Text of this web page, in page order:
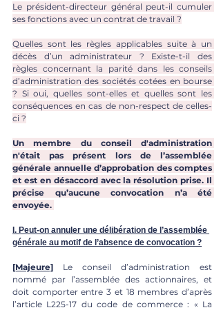
Le président-directeur général peut-il cumuler
ses fonctions avec un contrat de travail ?
Quelles sont les règles applicables suite à un
décès d’un administrateur ? Existe-t-il des
règles concernant la parité dans les conseils
d’administration des sociétés cotées en bourse
? Si oui, quelles sont-elles et quelles sont les
conséquences en cas de non-respect de celles-
ci ?
Un membre du conseil d'administration
n'était pas présent lors de l’assemblée
générale annuelle d’approbation des comptes
et est en désaccord avec la résolution prise. Il
précise qu’aucune convocation n’a été
envoyée.
I. Peut-on annuler une délibération de l’assemblée
générale au motif de l’absence de convocation ?
[Majeure] Le conseil d’administration est
nommé par l’assemblée des actionnaires, et
doit comporter entre 3 et 18 membres d’après
l’article L225-17 du code de commerce : « La